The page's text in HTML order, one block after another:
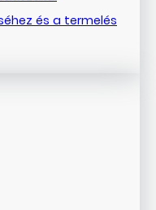
és a termelés